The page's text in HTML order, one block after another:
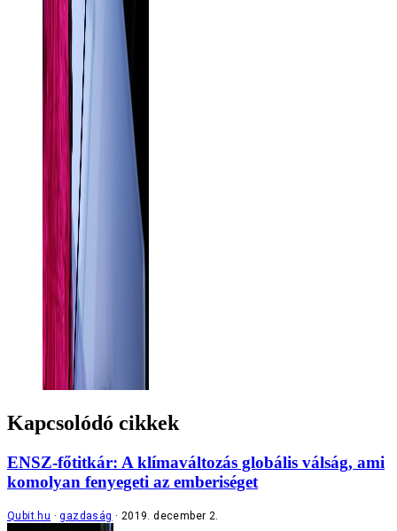
Kapcsolódó cikkek
ENSZ-főtitkár: A klímaváltozás globális válság, ami
komolyan fenyegeti az emberiséget
Qubit.hu gazdaság 2019. december 2.